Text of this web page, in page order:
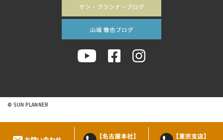
© SUN PLANNER